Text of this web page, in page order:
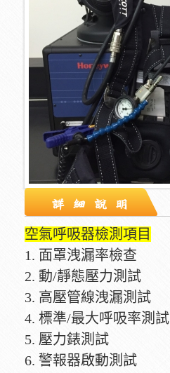
空氣呼吸器檢測項目
1. 面罩洩漏率檢查
2. 動/靜態壓力測試
3. 高壓管線洩漏測試
4. 標準/最大呼吸率測試
5. 壓力錶測試
6. 警報器啟動測試